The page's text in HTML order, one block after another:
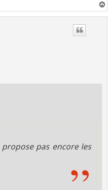
a
pas encore les